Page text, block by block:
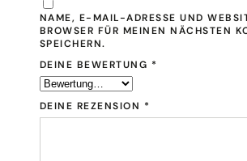
NAME, E-MAIL-ADRESSE UND
BROWSER FÜR MEINEN NÄCHSTEN
SPEICHERN.
DEINE BEWERTUNG *
DEINE REZENSION *